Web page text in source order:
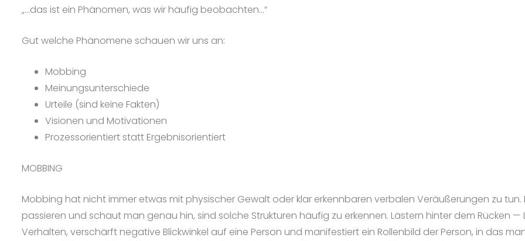
„…das ist ein Phänomen, was wir häufig beobachten…“
Gut welche Phänomene schauen wir uns an:
Mobbing
Meinungsunterschiede
Urteile (sind keine Fakten)
Visionen und Motivationen
Prozessorientiert statt Ergebnisorientiert
MOBBING
Mobbing hat nicht immer etwas mit physischer Gewalt oder klar erkennbaren verbalen Veräußerungen zu
passieren und schaut man genau hin, sind solche Strukturen häufig zu erkennen. Lästern hinter dem Rücken
Verhalten, verschärft negative Blickwinkel auf eine Person und manifestiert ein Rollenbild der Person, in das